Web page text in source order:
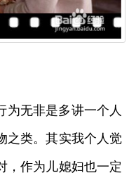
为无非是多讲一个人
之类。其实我个人觉
，作为儿媳妇也一定